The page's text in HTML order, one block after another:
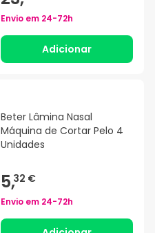
Envio em 24-72h
Adicionar
Beter Lâmina Nasal
Máquina de Cortar Pelo 4
Unidades
5,32 €
Envio em 24-72h